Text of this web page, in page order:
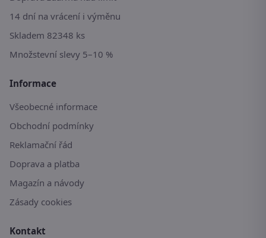
14 dní na vrácení i výměnu
Skladem 82348 ks
Množstevní slevy 5–10 %
Informace
Všeobecné informace
Obchodní podmínky
Reklamační řád
Doprava a platba
Magazín a návody
Zásady cookies
Kontakt